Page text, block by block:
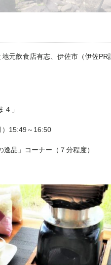
元飲食店有志、伊佐市（伊佐
ま４」
15:49 ～ 16:50
品」コーナー（７分程度）